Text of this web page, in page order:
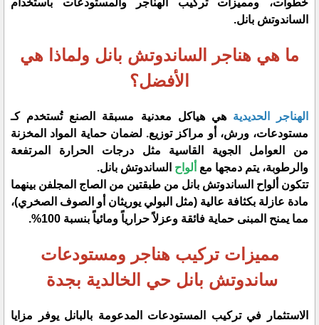
خطوات، ومميزات تركيب الهناجر والمستودعات باستخدام
الساندوتش بانل.
​ما هي هناجر الساندوتش بانل ولماذا هي
الأفضل؟
​الهناجر الحديدية هي هياكل معدنية مسبقة الصنع تُستخدم كـ
مستودعات، ورش، أو مراكز توزيع. لضمان حماية المواد المخزنة
من العوامل الجوية القاسية مثل درجات الحرارة المرتفعة
والرطوبة، يتم دمجها مع ألواح الساندوتش بانل.
​تتكون ألواح الساندوتش بانل من طبقتين من الصاج المجلفن بينهما
مادة عازلة بكثافة عالية (مثل البولي يوريثان أو الصوف الصخري)،
مما يمنح المبنى حماية فائقة وعزلاً حرارياً ومائياً بنسبة 100%.
مميزات تركيب هناجر ومستودعات
ساندوتش بانل حي الخالدية بجدة
​الاستثمار في تركيب المستودعات المدعومة بالبانل يوفر مزايا